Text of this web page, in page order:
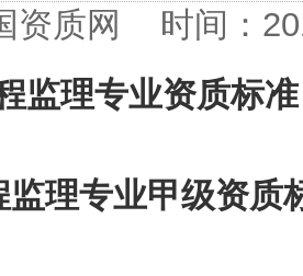
资质网 时间：
监理专业资质标准
监理专业甲级资质